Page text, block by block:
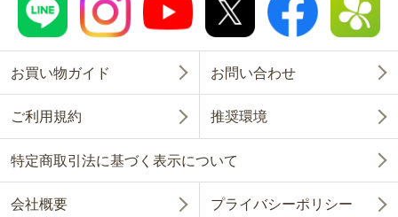
お買い物ガイド お問い合わせ
ご利用規約 推奨環境
特定商取引法に基づく表示について
会社概要 プライバシーポリシー